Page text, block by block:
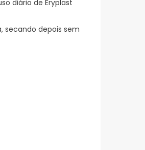
diário de Eryplast
secando depois sem